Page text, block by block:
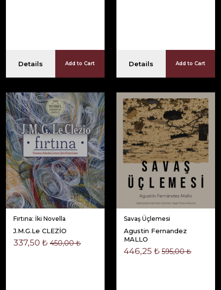
Details Add to Cart Details Add to Cart
Fırtına: İki Novella
J.M.G.Le CLEZİO
337,50 ₺ 450,00 ₺
Savaş Üçlemesi
Agustin Fernandez
MALLO
446,25 ₺ 595,00 ₺